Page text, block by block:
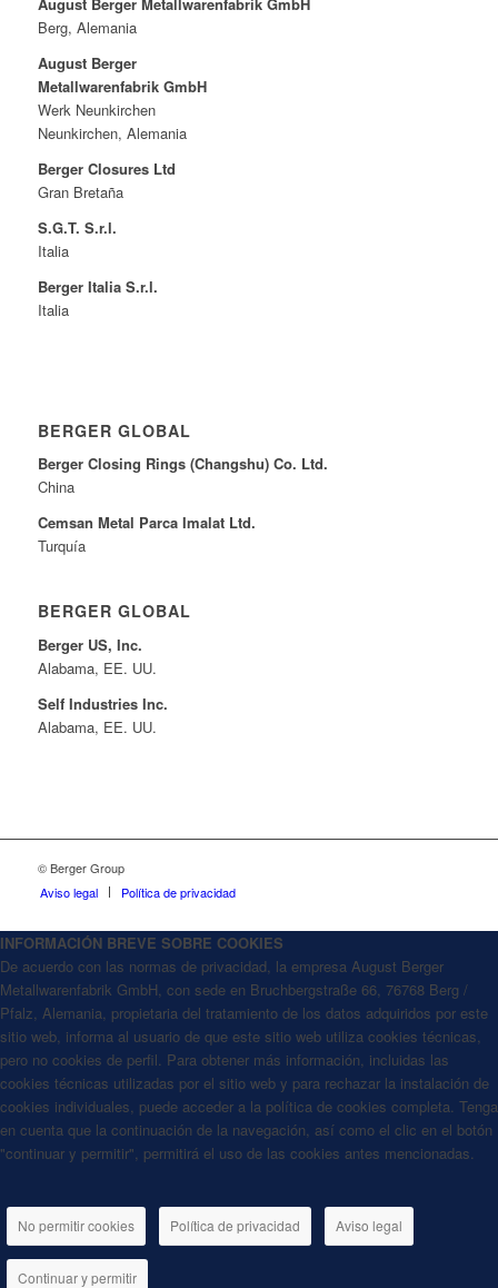
Berg, Alemania
August Berger
Metallwarenfabrik GmbH
Werk Neunkirchen
Neunkirchen, Alemania
Berger Closures Ltd
Gran Bretaña
S.G.T. S.r.l.
Italia
Berger Italia S.r.l.
Italia
BERGER GLOBAL
Berger Closing Rings (Changshu) Co. Ltd.
China
Cemsan Metal Parca Imalat Ltd.
Turquía
BERGER GLOBAL
Berger US, Inc.
Alabama, EE. UU.
Self Industries Inc.
Alabama, EE. UU.
© Berger Group
Aviso legal
Política de privacidad
INFORMACIÓN BREVE SOBRE COOKIES
De acuerdo con las normas de privacidad, la empresa August Berger
Metallwarenfabrik GmbH, con sede en Bruchbergstraße 66, 76768 Berg /
Pfalz, Alemania, propietaria del tratamiento de los datos adquiridos por este
sitio web, informa al usuario de que este sitio web utiliza cookies técnicas,
pero no cookies de perfil. Para obtener más información, incluidas las
cookies técnicas utilizadas por el sitio web y para rechazar la instalación de
cookies individuales, puede acceder a la política de cookies completa. Tenga
en cuenta que la continuación de la navegación, así como el clic en el botón
"continuar y permitir", permitirá el uso de las cookies antes mencionadas.
No permitir cookies Política de privacidad Aviso legal
Continuar y permitir